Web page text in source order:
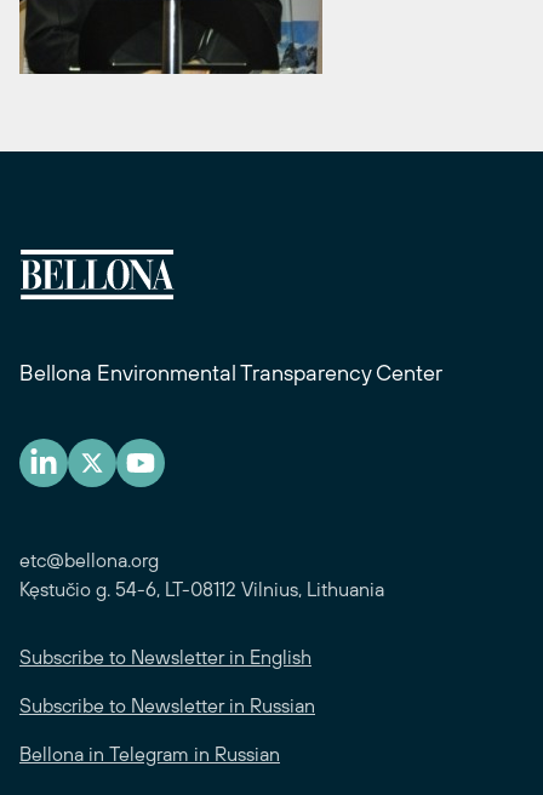
Bellona Environmental Transparency Center
etc@bellona.org
Kęstučio g. 54-6, LT-08112 Vilnius, Lithuania
Subscribe to Newsletter in English
Subscribe to Newsletter in Russian
Bellona in Telegram in Russian